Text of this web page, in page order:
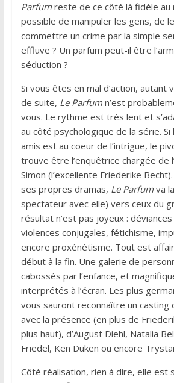
Parfumreste de ce côté là fidèle au
possible de manipuler les gens, de
commettre un crime par la simple
effluve ? Un parfum peut-il être
séduction ?
Si vous êtes en mal d’action, autant
de suite, Le Parfumn’est
vous. Le rythme est très lent et
au côté psychologique de la série.
amis est au coeur de l’intrigue, le
trouve être l’enquêtrice chargée de
Simon (l’excellente Friederike
ses propres dramas, Le Parfumva
spectateur avec elle) vers ceux du
résultat n’est pas joyeux :
violences conjugales, fétichisme,
encore proxénétisme. Tout est
début à la fin. Une galerie de
cabossés par l’enfance, et
interprétés à l’écran. Les plus
vous sauront reconnaître un casting
avec la présence (en plus de
plus haut), d’August Diehl, Natalia
Friedel, Ken Duken ou encore
Côté réalisation, rien à dire, elle est